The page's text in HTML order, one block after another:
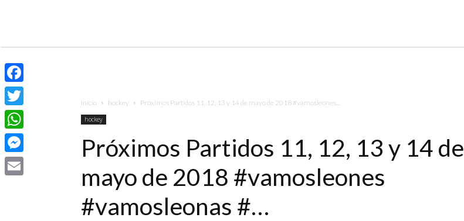
Inicio hockey Próximos Partidos 11, 12, 13 y 14 de mayo de 2018 #vamosleones...
hockey
Próximos Partidos 11, 12, 13 y 14 de
mayo de 2018 #vamosleones
#vamosleonas #…
Facebook
Twitter
WhatsApp
Messenger